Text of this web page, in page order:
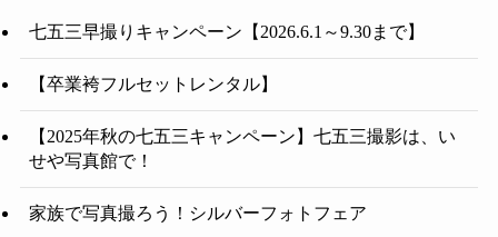
七五三早撮りキャンペーン【2026.6.1～9.30まで】
【卒業袴フルセットレンタル】
【2025年秋の七五三キャンペーン】七五三撮影は、い
せや写真館で！
家族で写真撮ろう！シルバーフォトフェア